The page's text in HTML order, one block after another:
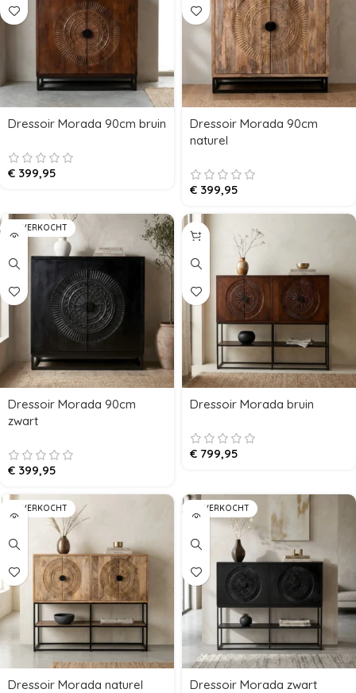
Dressoir Morada 90cm bruin
€ 399,95
Dressoir Morada 90cm
naturel
€ 399,95
UITVERKOCHT
Dressoir Morada 90cm
zwart
€ 399,95
Dressoir Morada bruin
€ 799,95
UITVERKOCHT
Dressoir Morada naturel
UITVERKOCHT
Dressoir Morada zwart